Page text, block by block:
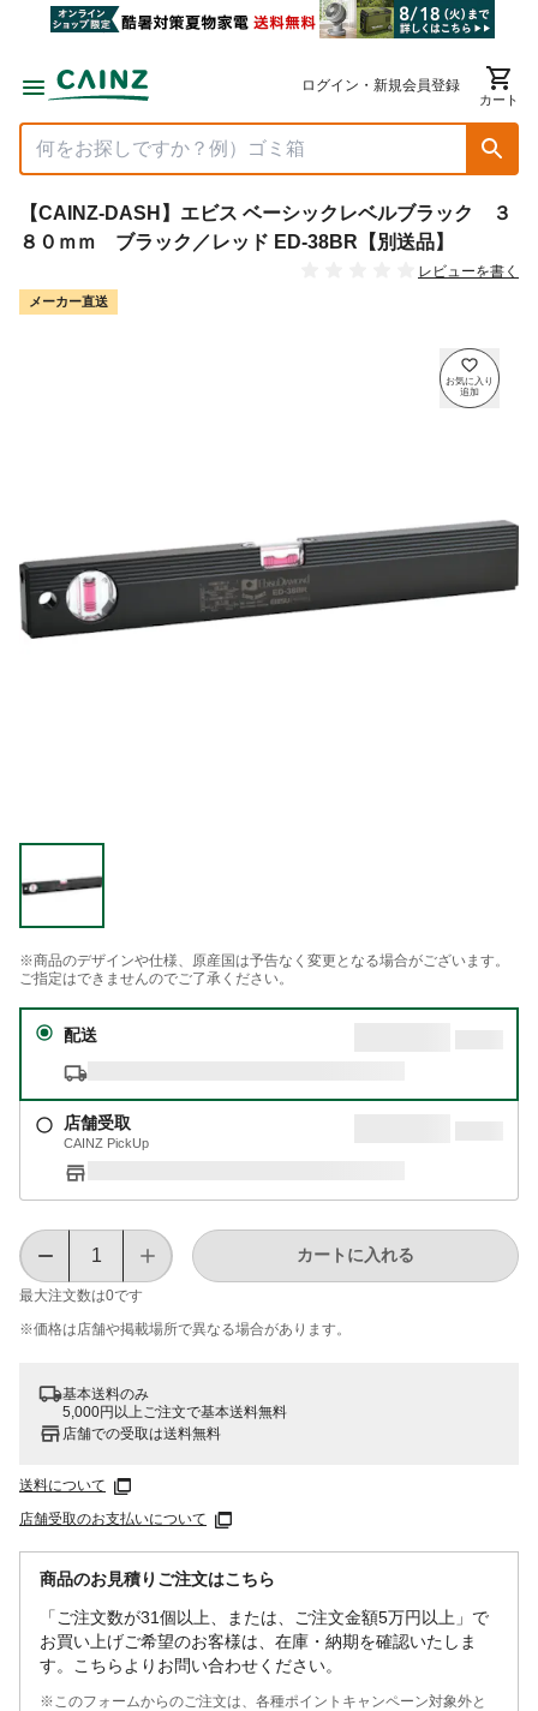
ログイン・新規会員登録
カート
【CAINZ-DASH】エビス ベーシックレベルブラック ３
８０ｍｍ ブラック／レッド ED-38BR【別送品】
レビューを書く
メーカー直送
※商品のデザインや仕様、原産国は予告なく変更となる場合がございます。
ご指定はできませんのでご了承ください。
配送
店舗受取
CAINZ PickUp
最大注文数は0です
カートに入れる
※価格は​店舗や​掲載場所で​異なる​場合が​あります。
基本送料のみ
5,000円以上ご注文で基本送料無料
店舗での受取は送料無料
送料について
店舗受取のお支払いについて
商品のお見積りご注文はこちら
「ご注文数が31個以上、または、ご注文金額5万円以上」で
お買い上げご希望のお客様は、在庫・納期を確認いたしま
す。こちらよりお問い合わせください。
※このフォームからのご注文は、各種ポイントキャンペーン対象外と